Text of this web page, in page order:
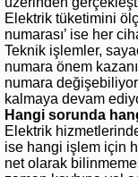
Elektrik tüketimini
numarası’ ise her
Teknik işlemler,
numara önem
numara
kalmaya devam
Hangi sorunda
Elektrik
ise hangi işlem için
net olarak